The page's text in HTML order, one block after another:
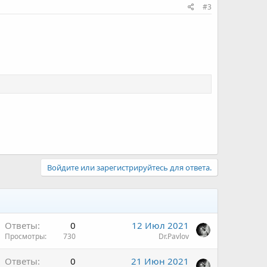
#3
Войдите или зарегистрируйтесь для ответа.
Ответы 0
Просмотры 730
12 Июл 2021
Dr.Pavlov
Ответы 0 21 Июн 2021